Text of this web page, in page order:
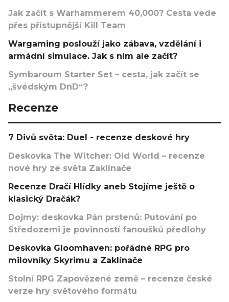
Jak začít s Warhammerem 40,000? Cesta vede
přes přístupnější Kill Team
Wargaming poslouží jako zábava, vzdělání i
armádní simulace. Jak s ním ale začít?
Symbaroum Starter Set – cesta, jak začít se
„švédským DnD“?
Recenze
7 Divů světa: Duel - recenze deskové hry
Deskovka The Witcher: Old World – recenze
nové hry ze světa Zaklínače
Recenze Dračí Hlídky aneb Stojíme ještě o
klasický Dračák?
Dojmy: deskovka Pán prstenů: Putování po
Středozemi je povinností fanoušků předlohy
Deskovka Gloomhaven: pořádné RPG pro
milovníky Skyrimu a Zaklínače
Stolní RPG Zapovězené země – recenze české
verze hry světového formátu